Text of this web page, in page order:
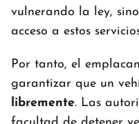
vulnerando la ley,
acceso a estos
Por tanto, el
garantizar que un
libremente. Las